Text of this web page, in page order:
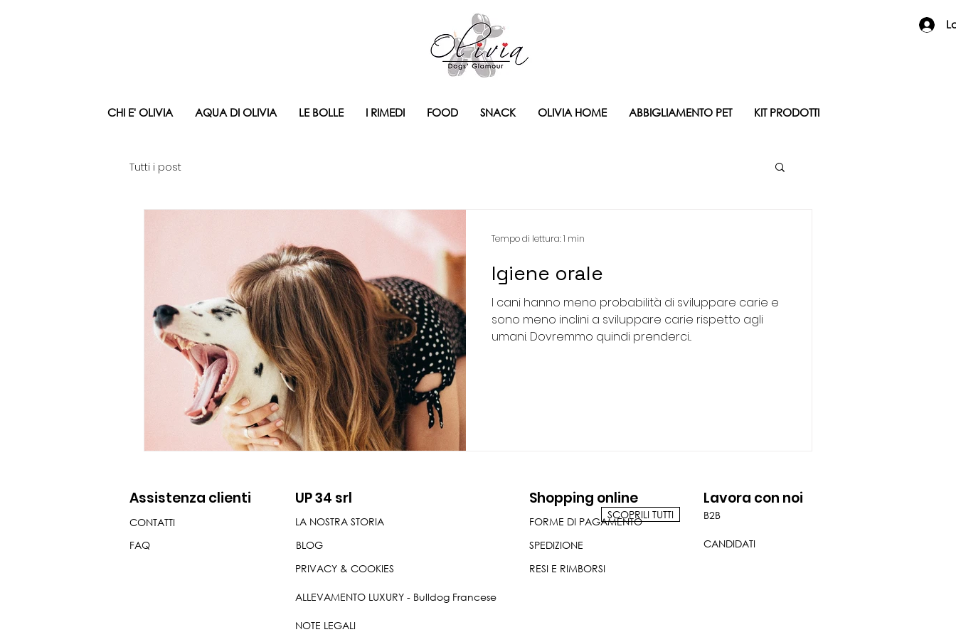
CHI E' OLIVIA AQUA DI OLIVIA LE BOLLE I RIMEDI FOOD SNACK OLIVIA HOME ABBIGLIAMENTO PET KIT PRODOTTI
Tutti i post
Igiene orale
I cani hanno meno probabilità di sviluppare carie e
sono meno inclini a sviluppare carie rispetto agli
umani. Dovremmo quindi prenderci...
Tempo di lettura: 1 min
Assistenza clienti UP 34 srl
CONTATTI
FAQ
PRIVACY & COOKIES
LA NOSTRA STORIA
BLOG
Shopping online Lavora con noi
RESI E RIMBORSI
FORME DI PAGAMENTO
SPEDIZIONE
B2B
CANDIDATI
SCOPRILI TUTTI
ALLEVAMENTO LUXURY - Bulldog Francese
NOTE LEGALI